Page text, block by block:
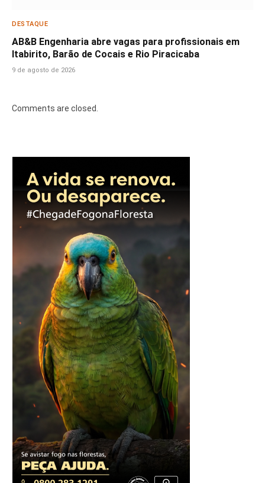
DESTAQUE
AB&B Engenharia abre vagas para profissionais em
Itabirito, Barão de Cocais e Rio Piracicaba
9 de agosto de 2026
Comments are closed.